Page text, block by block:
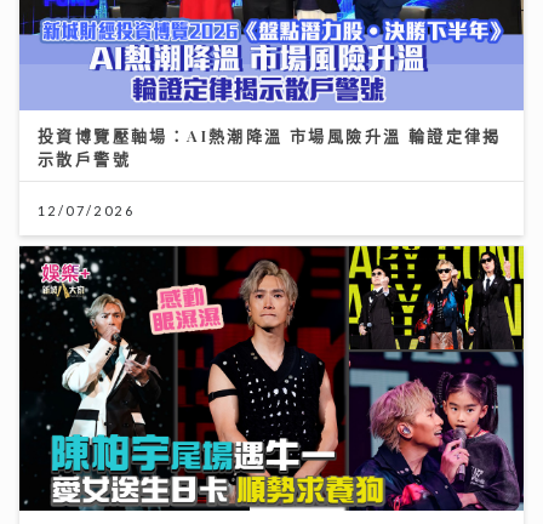
投資博覽壓軸場：AI熱潮降溫 市場風險升溫 輪證定律揭
示散戶警號
12/07/2026